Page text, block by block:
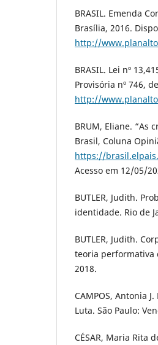
BRASIL. Emenda
Brasília, 2016.
http://
BRASIL. Lei nº
Provisória nº 746,
http://
BRUM, Eliane. “As
Brasil, Coluna
https://
Acesso em 12/05/
BUTLER, Judith.
identidade. Rio de
BUTLER, Judith.
teoria performativa
2018.
CAMPOS, Antonia
Luta. São Paulo:
CÉSAR, Maria Rita